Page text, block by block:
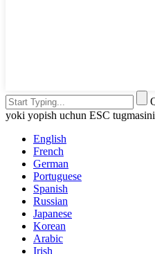
yoki yopish uchun ESC
English
French
German
Portuguese
Spanish
Russian
Japanese
Korean
Arabic
Irish